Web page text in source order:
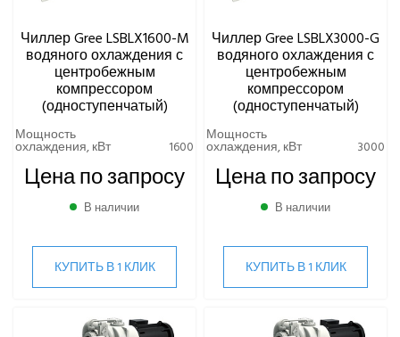
Чиллер Gree LSBLX1600-M
водяного охлаждения с
центробежным
компрессором
(одноступенчатый)
Мощность
охлаждения, кВт 1600
Цена по запросу
В наличии
КУПИТЬ В 1 КЛИК
Чиллер Gree LSBLX3000-G
водяного охлаждения с
центробежным
компрессором
(одноступенчатый)
Мощность
охлаждения, кВт 3000
Цена по запросу
В наличии
КУПИТЬ В 1 КЛИК